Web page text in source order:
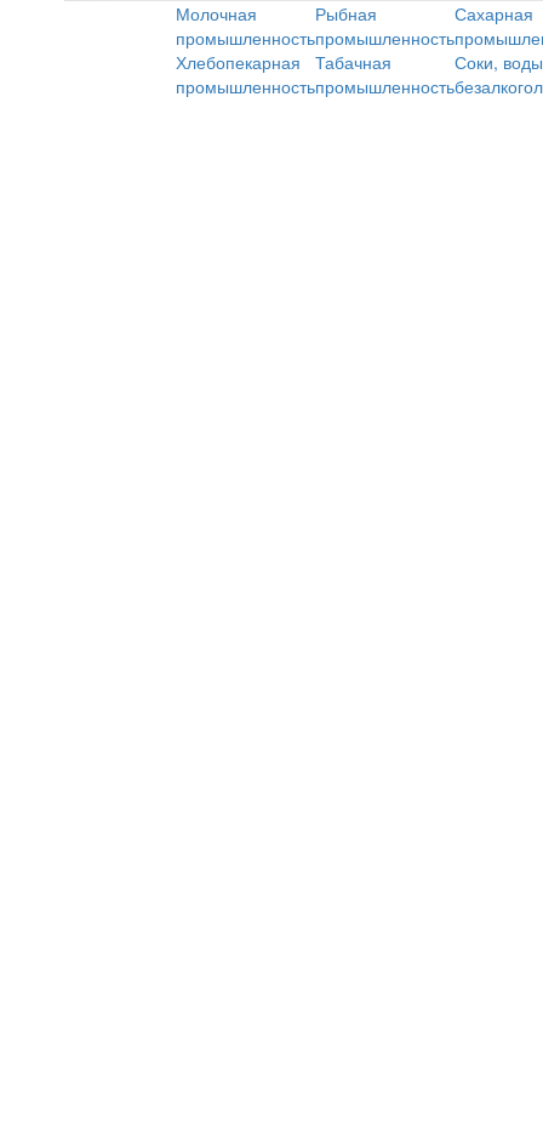
Молочная
промышленность
Рыбная
промышленность
Сахарная
Хлебопекарная
промышленность
Табачная
промышленность
Соки,